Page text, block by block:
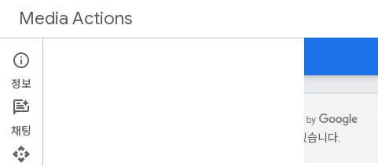
Media Actions
시작하기
있을 수 있습니다.
정보
채팅